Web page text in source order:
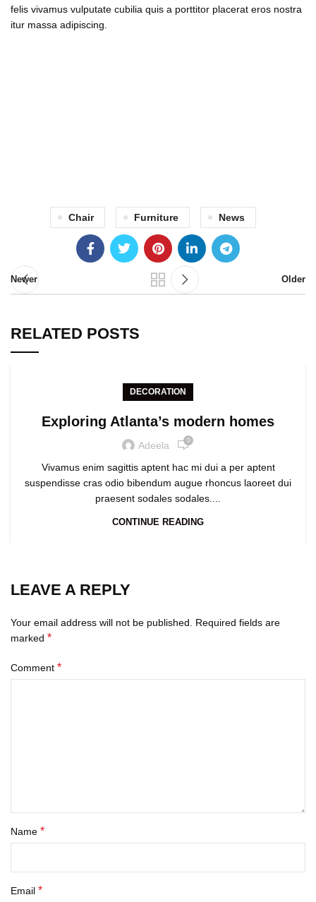
felis vivamus vulputate cubilia quis a porttitor placerat eros nostra
itur massa adipiscing.
Chair Furniture News
Newer Older
RELATED POSTS
DECORATION
Exploring Atlanta’s modern homes
Adeela 0
Vivamus enim sagittis aptent hac mi dui a per aptent
suspendisse cras odio bibendum augue rhoncus laoreet dui
praesent sodales sodales....
CONTINUE READING
LEAVE A REPLY
Your email address will not be published.
Required fields are
marked *
Comment *
Name *
Email *